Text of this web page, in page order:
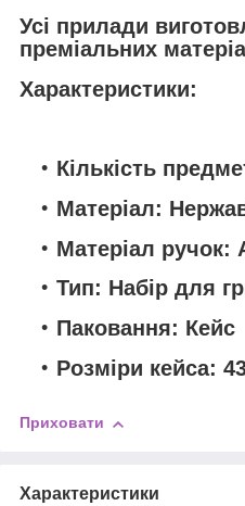
Усі прилади
преміальних
Характеристики:
Кількість
Матеріал:
Матеріал ручок:
Тип: Набір для
Паковання: Кейс
Розміри кейса:
Приховати
Характеристики